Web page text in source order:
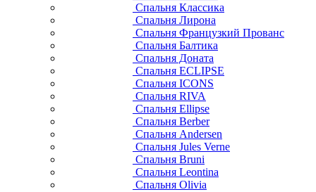
Спальня Классика
Спальня Лирона
Спальня Французкий Прованс
Спальня Балтика
Спальня Доната
Спальня ECLIPSE
Спальня ICONS
Спальня RIVA
Спальня Ellipse
Спальня Berber
Спальня Andersen
Спальня Jules Verne
Спальня Bruni
Спальня Leontina
Спальня Olivia